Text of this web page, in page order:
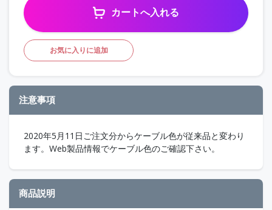
カートへ入れる
お気に入りに追加
注意事項
2020年5月11日ご注文分からケーブル色が従来品と変わり
ます。Web製品情報でケーブル色のご確認下さい。
商品説明